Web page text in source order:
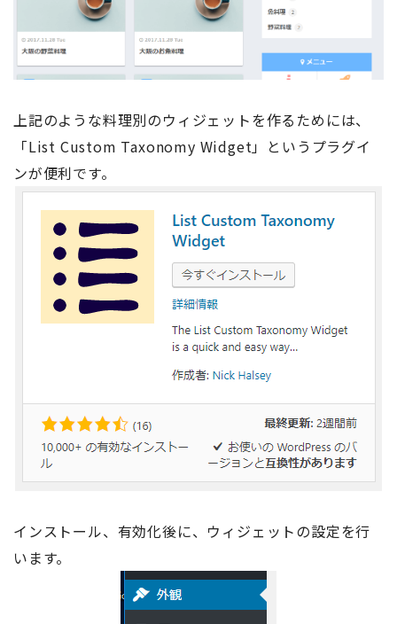
上記のような料理別のウィジェットを作るためには、
「List Custom Taxonomy Widget」というプラグイ
ンが便利です。
インストール、有効化後に、ウィジェットの設定を行
います。